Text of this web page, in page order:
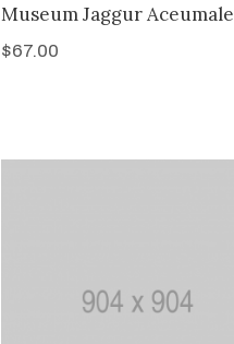
Museum Jaggur Aceumale
$67.00